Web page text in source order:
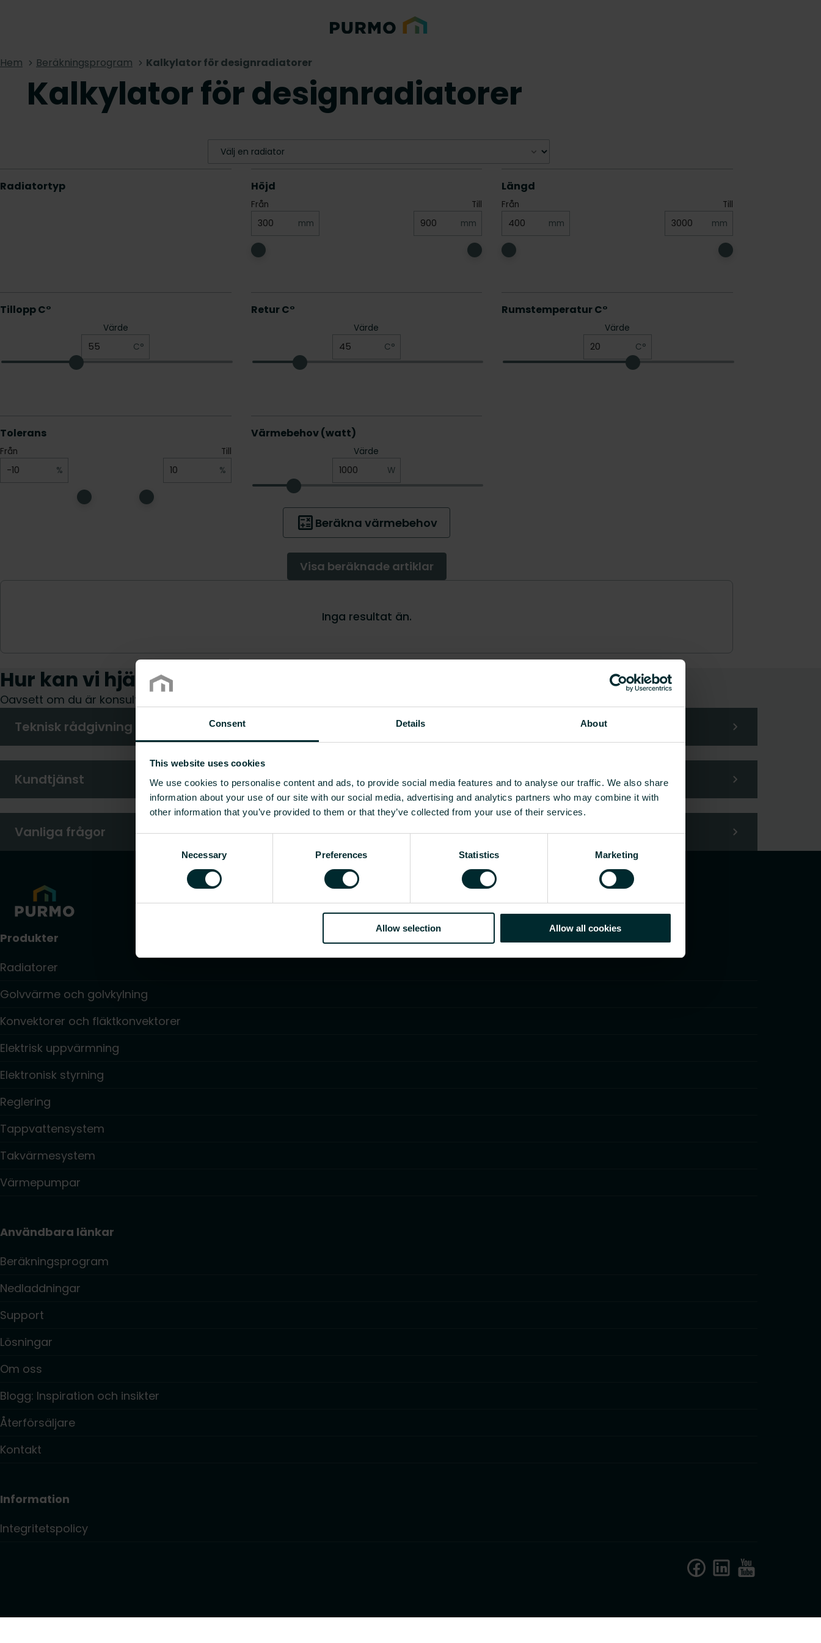
Consent Details About
This website uses cookies
We use cookies to personalise content and ads, to provide social media features and to analyse our traffic. We also share
information about your use of our site with our social media, advertising and analytics partners who may combine it with
other information that you’ve provided to them or that they’ve collected from your use of their services.
Necessary Preferences Statistics Marketing
Allow selection Allow all cookies
Hem Beräkningsprogram Kalkylator för designradiatorer
Kalkylator för designradiatorer
Hur kan vi hjälpa dig?
Oavsett om du är konsult, installatör, arkitekt eller grossist, välj en kategori så tar vi gärna hand om din förfrågan.
Teknisk rådgivning
Kundtjänst
Vanliga frågor
Produkter
Radiatorer
Golvvärme och golvkylning
Konvektorer och fläktkonvektorer
Elektrisk uppvärmning
Elektronisk styrning
Reglering
Tappvattensystem
Takvärmesystem
Värmepumpar
Användbara länkar
Beräkningsprogram
Nedladdningar
Support
Lösningar
Om oss
Blogg: Inspiration och insikter
Återförsäljare
Kontakt
Information
Integritetspolicy